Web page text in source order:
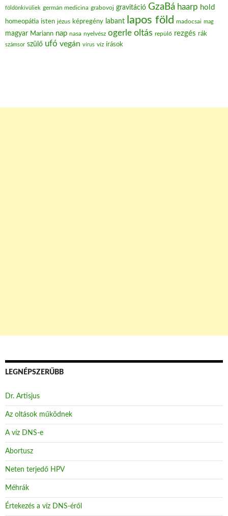
földönkívüliek germán medicina grabovoj gravitáció GzaBá haarp hold
homeopátia isten jézus képregény labant lapos föld madocsai mag
magyar Mariann nap nasa nyelvész ogerle oltás repülő rezgés rák
számsor szülő ufó vegán vírus víz írások
LEGNÉPSZERŰBB
Dr. Artisjus
Az oltások működnek
A víz DNS-e
Abortusz
Neten terjedő HPV
Méhrák
Értekezés a víz DNS-éről